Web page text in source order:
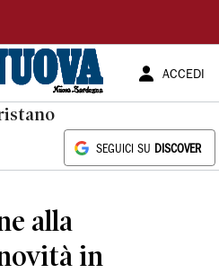
ACCEDI
SEGUICI SU DISCOVER
alla
in